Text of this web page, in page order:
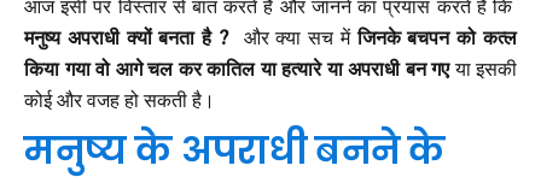
आज इसी पर विस्तार से बात करते हैं और जानने का प्रयास करते हैं कि
मनुष्य अपराधी क्यों बनता है ? और क्या सच मेंजिनके बचपन को कत्ल
किया गया वो आगे चल कर कातिल या हत्यारे या अपराधी बन गएया इसकी
कोई और वजह हो सकती है।
मनुष्य के अपराधी बनने के